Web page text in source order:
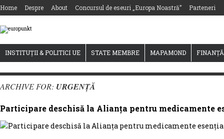
Home Despre About Concursul de eseuri „Europa Noastră” Parteneri
INSTITUȚII & POLITICI UE STATE MEMBRE MAPAMOND
ARCHIVE FOR: URGENȚĂ
Participare deschisă la Alianța pentru medicamente